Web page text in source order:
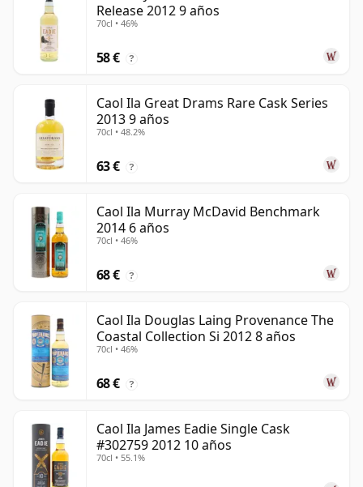
Release 2012 9 años
70cl • 46%
58 € ?
Caol Ila Great Drams Rare Cask Series
2013 9 años
70cl • 48.2%
63 € ?
Caol Ila Murray McDavid Benchmark
2014 6 años
70cl • 46%
68 € ?
Caol Ila Douglas Laing Provenance The
Coastal Collection Si 2012 8 años
70cl • 46%
68 € ?
Caol Ila James Eadie Single Cask
#302759 2012 10 años
70cl • 55.1%